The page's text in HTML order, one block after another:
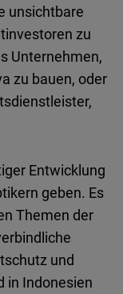
unsichtbare
zu
Unternehmen,
zu bauen, oder
Entwicklung
geben. Es
Themen der
und
in Indonesien